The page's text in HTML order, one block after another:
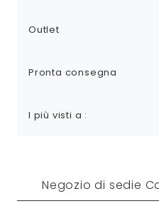
Outlet
Pronta consegna
I più visti a :
Negozio di sedie